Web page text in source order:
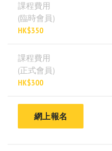
課程費用
(臨時會員)
HK$350
課程費用
(正式會員)
HK$300
網上報名